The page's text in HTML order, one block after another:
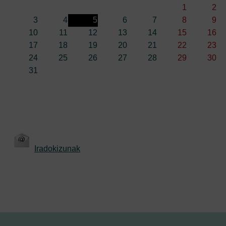
1
2
3
4 5 6 7 8
9
10
11 12 13 14 15
16
17
18 19 20 21 22
23
24
25 26 27 28 29
30
31
Iradokizunak